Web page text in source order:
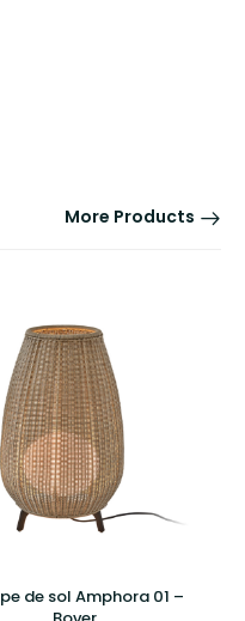
More Products
de sol Amphora 01 –